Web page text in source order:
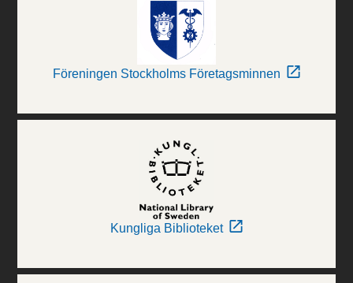
Föreningen Stockholms Företagsminnen
Kungliga Biblioteket